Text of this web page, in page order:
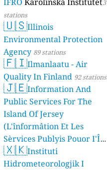
3
stations
🇺🇸Illinois
Environmental Protection
Agency 89 stations
🇫🇮Ilmanlaatu - Air
Quality In Finland 92 stations
🇯🇪Information And
Public Services For The
Island Of Jersey
(L'înformâtion Et Les
Sèrvices Publyis Pouor I'Île
Dé Jèrri) 2 stations
🇽🇰Instituti
Hidrometeorologjik I